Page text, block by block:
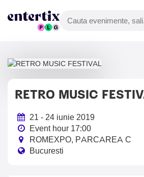
RETRO MUSIC
21 - 24 iunie 2019
Event hour 17:00
ROMEXPO, PARCAREA C
Bucuresti